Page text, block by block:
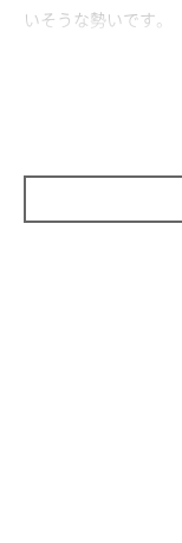
いそうな勢いです。